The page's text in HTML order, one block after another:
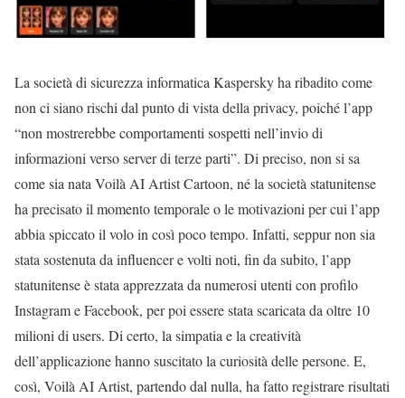
La società di sicurezza informatica Kaspersky ha ribadito come
non ci siano rischi dal punto di vista della privacy, poiché l’app
“non mostrerebbe comportamenti sospetti nell’invio di
informazioni verso server di terze parti”. Di preciso, non si sa
come sia nata Voilà AI Artist Cartoon, né la società statunitense
ha precisato il momento temporale o le motivazioni per cui l’app
abbia spiccato il volo in così poco tempo. Infatti, seppur non sia
stata sostenuta da influencer e volti noti, fin da subito, l’app
statunitense è stata apprezzata da numerosi utenti con profilo
Instagram e Facebook, per poi essere stata scaricata da oltre 10
milioni di users. Di certo, la simpatia e la creatività
dell’applicazione hanno suscitato la curiosità delle persone. E,
così, Voilà AI Artist, partendo dal nulla, ha fatto registrare risultati